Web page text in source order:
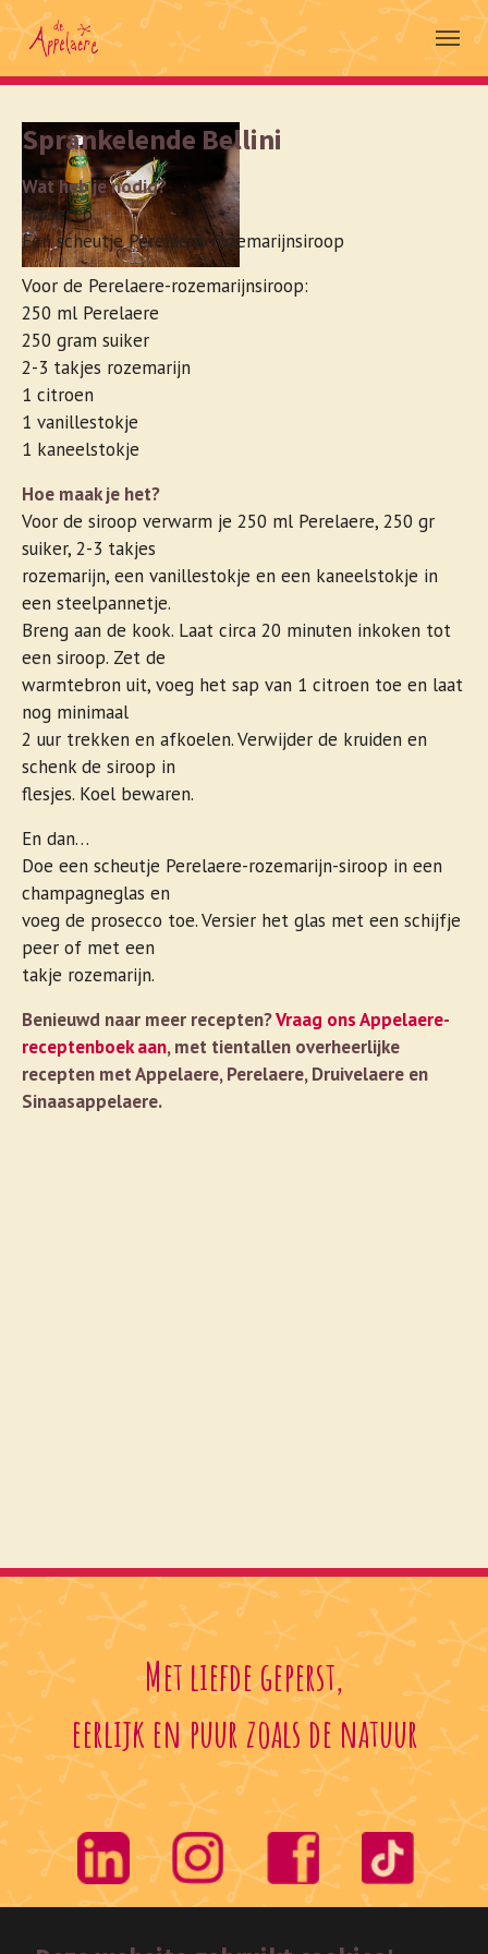
Skip to main navigation
Spring naar hoofd-inhoud
Skip to page footer
Sprankelende Bellini
Wat heb je nodig?
Prosecco
Een scheutje Perelaere-rozemarijnsiroop
Voor de Perelaere-rozemarijnsiroop:
250 ml Perelaere
250 gram suiker
2-3 takjes rozemarijn
1 citroen
1 vanillestokje
1 kaneelstokje
Hoe maak je het?
Voor de siroop verwarm je 250 ml Perelaere, 250 gr
suiker, 2-3 takjes
rozemarijn, een vanillestokje en een kaneelstokje in
een steelpannetje.
Breng aan de kook. Laat circa 20 minuten inkoken tot
een siroop. Zet de
warmtebron uit, voeg het sap van 1 citroen toe en laat
nog minimaal
2 uur trekken en afkoelen. Verwijder de kruiden en
schenk de siroop in
flesjes. Koel bewaren.
En dan…
Doe een scheutje Perelaere-rozemarijn-siroop in een
champagneglas en
voeg de prosecco toe. Versier het glas met een schijfje
peer of met een
takje rozemarijn.
Benieuwd naar meer recepten?Vraag ons Appelaere-
receptenboek aan, met tientallen overheerlijke
recepten met Appelaere, Perelaere, Druivelaere en
Sinaasappelaere.
Met liefde geperst,
eerlijk en puur zoals de natuur